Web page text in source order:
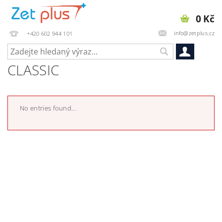
+420 602 944 101 info@zetplus.cz
0 Kč
CLASSIC
No entries found...